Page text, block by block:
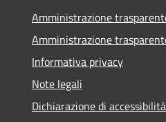
Amministrazione
Amministrazione
Informativa privacy
Note legali
Dichiarazione di accessibilità